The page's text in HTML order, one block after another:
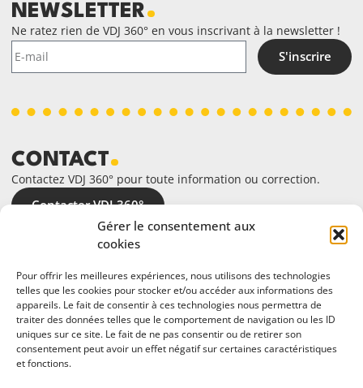
Gérer le consentement aux
cookies
Pour offrir les meilleures expériences, nous utilisons des technologies
telles que les cookies pour stocker et/ou accéder aux informations des
appareils. Le fait de consentir à ces technologies nous permettra de
traiter des données telles que le comportement de navigation ou les ID
uniques sur ce site. Le fait de ne pas consentir ou de retirer son
consentement peut avoir un effet négatif sur certaines caractéristiques
et fonctions.
NEWSLETTER
Ne ratez rien de VDJ 360° en vous inscrivant à la newsletter !
S'inscrire
CONTACT
Contactez VDJ 360° pour toute information ou correction.
Contacter VDJ 360°